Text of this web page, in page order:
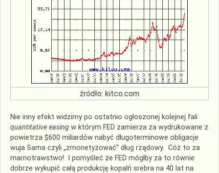
źródło: kitco.com
Nie inny efekt widzimy po ostatnio ogłoszonej kolejnej fali
quantitative easing w którym FED zamierza za wydrukowane z
powietrza $600 miliardów nabyć długoterminowe obligacje
wuja Sama czyli „zmonetyzować” dług rządowy. Cóż to za
marnotrawstwo! I pomyśleć że FED mógłby za to równie
dobrze wykupić całą produkcję kopalń srebra na 40 lat na